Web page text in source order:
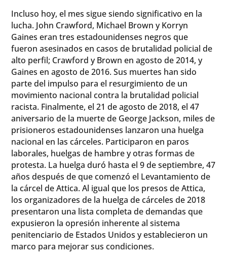
Incluso hoy, el mes sigue siendo significativo en la
lucha. John Crawford, Michael Brown y Korryn
Gaines eran tres estadounidenses negros que
fueron asesinados en casos de brutalidad policial de
alto perfil; Crawford y Brown en agosto de 2014, y
Gaines en agosto de 2016. Sus muertes han sido
parte del impulso para el resurgimiento de un
movimiento nacional contra la brutalidad policial
racista. Finalmente, el 21 de agosto de 2018, el 47
aniversario de la muerte de George Jackson, miles de
prisioneros estadounidenses lanzaron una huelga
nacional en las cárceles. Participaron en paros
laborales, huelgas de hambre y otras formas de
protesta. La huelga duró hasta el 9 de septiembre, 47
años después de que comenzó el Levantamiento de
la cárcel de Attica. Al igual que los presos de Attica,
los organizadores de la huelga de cárceles de 2018
presentaron una lista completa de demandas que
expusieron la opresión inherente al sistema
penitenciario de Estados Unidos y establecieron un
marco para mejorar sus condiciones.